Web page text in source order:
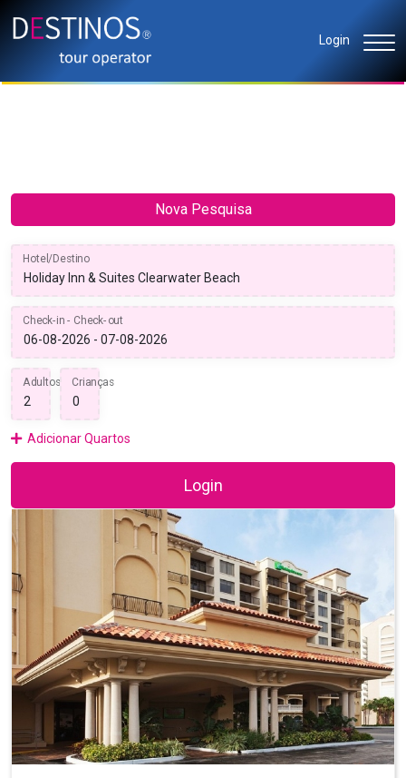
Login
Nova Pesquisa
Hotel/Destino
Check-in - Check-out
Adultos Crianças
Adicionar Quartos
Login